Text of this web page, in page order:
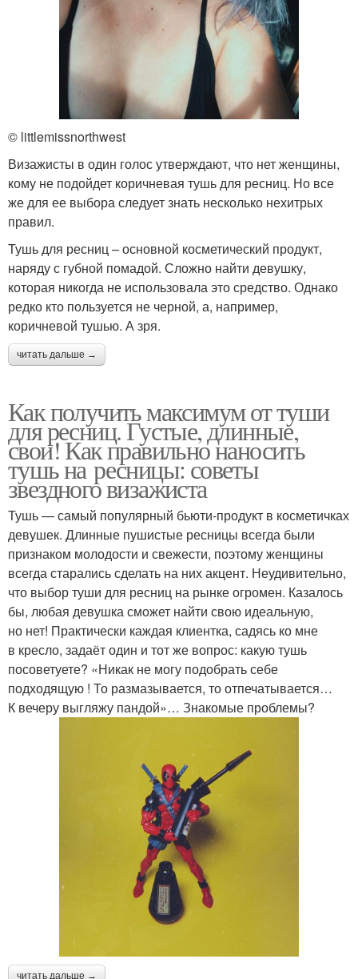
© littlemissnorthwest
Визажисты в один голос утверждают, что нет женщины,
кому не подойдет коричневая тушь для ресниц. Но все
же для ее выбора следует знать несколько нехитрых
правил.
Тушь для ресниц – основной косметический продукт,
наряду с губной помадой. Сложно найти девушку,
которая никогда не использовала это средство. Однако
редко кто пользуется не черной, а, например,
коричневой тушью. А зря.
читать дальше →
Как получить максимум от туши
для ресниц. Густые, длинные,
свои! Как правильно наносить
тушь на ресницы: советы
звездного визажиста
Тушь — самый популярный бьюти-продукт в косметичках
девушек. Длинные пушистые ресницы всегда были
признаком молодости и свежести, поэтому женщины
всегда старались сделать на них акцент. Неудивительно,
что выбор туши для ресниц на рынке огромен. Казалось
бы, любая девушка сможет найти свою идеальную,
но нет! Практически каждая клиентка, садясь ко мне
в кресло, задаёт один и тот же вопрос: какую тушь
посоветуете? «Никак не могу подобрать себе
подходящую ! То размазывается, то отпечатывается…
К вечеру выгляжу пандой»… Знакомые проблемы?
читать дальше →